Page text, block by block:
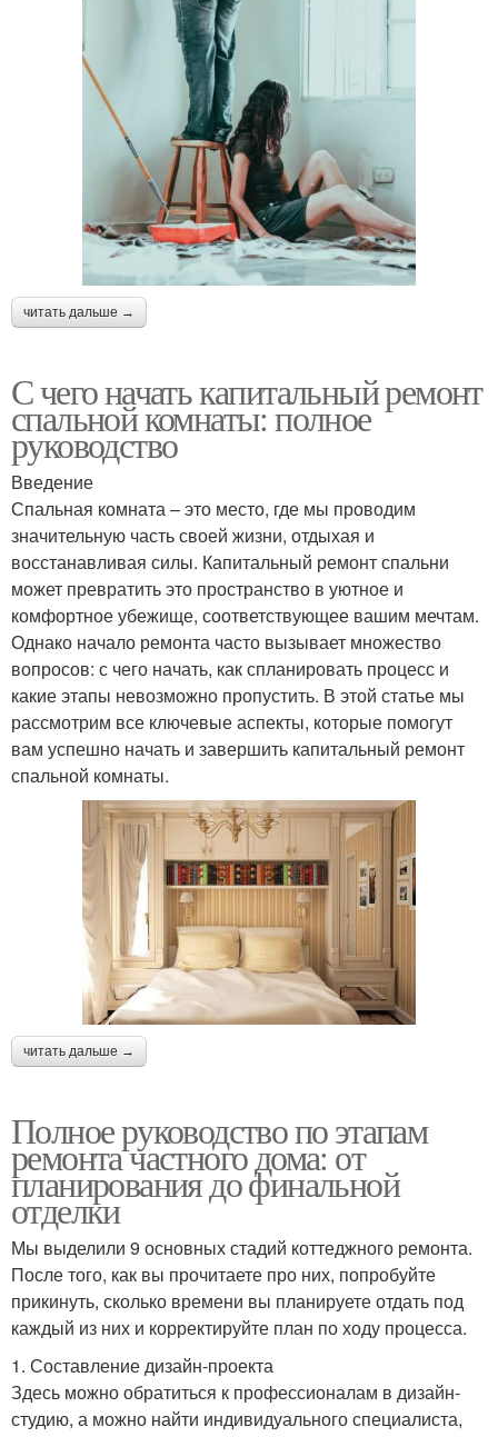
читать дальше →
С чего начать капитальный ремонт
спальной комнаты: полное
руководство
Введение
Спальная комната – это место, где мы проводим
значительную часть своей жизни, отдыхая и
восстанавливая силы. Капитальный ремонт спальни
может превратить это пространство в уютное и
комфортное убежище, соответствующее вашим мечтам.
Однако начало ремонта часто вызывает множество
вопросов: с чего начать, как спланировать процесс и
какие этапы невозможно пропустить. В этой статье мы
рассмотрим все ключевые аспекты, которые помогут
вам успешно начать и завершить капитальный ремонт
спальной комнаты.
читать дальше →
Полное руководство по этапам
ремонта частного дома: от
планирования до финальной
отделки
Мы выделили 9 основных стадий коттеджного ремонта.
После того, как вы прочитаете про них, попробуйте
прикинуть, сколько времени вы планируете отдать под
каждый из них и корректируйте план по ходу процесса.
1. Составление дизайн-проекта
Здесь можно обратиться к профессионалам в дизайн-
студию, а можно найти индивидуального специалиста,